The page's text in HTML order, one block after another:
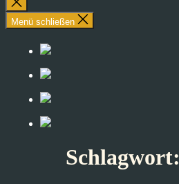
schließen
Menü schließen
Schlagwort: